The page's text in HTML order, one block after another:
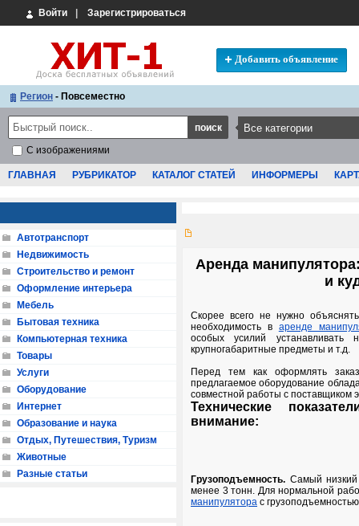
Войти Зарегистрироваться
Добавить объявление
Регион - Повсеместно
С изображениями
ГЛАВНАЯ РУБРИКАТОР КАТАЛОГ СТАТЕЙ ИНФОРМЕРЫ
Аренда
и
Скорее всего не нужно
необходимость в аренде
особых усилий устанавливать
крупногабаритные предметы и т.д.
Перед тем как оформлять
предлагаемое оборудование
совместной работы с поставщиком
Технические
внимание:
Грузоподъемность. Самый низкий
менее 3 тонн. Для нормальной
манипулятора с
Автотранспорт
Недвижимость
Строительство и ремонт
Оформление интерьера
Мебель
Бытовая техника
Компьютерная техника
Товары
Услуги
Оборудование
Интернет
Образование и наука
Отдых, Путешествия, Туризм
Животные
Разные статьи